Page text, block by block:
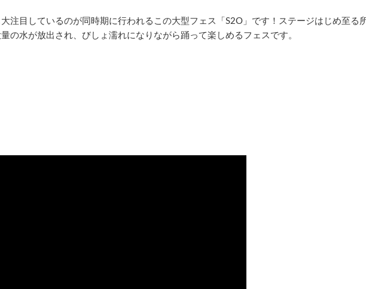
注目しているのが同時期に行われるこの大型フェス「S2O」です！ステージはじめ至る
の水が放出され、びしょ濡れになりながら踊って楽しめるフェスです。